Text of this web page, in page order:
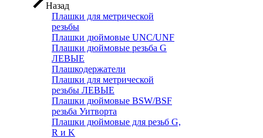
Назад
Плашки для метрической
резьбы
Плашки дюймовые UNC/UNF
Плашки дюймовые резьба G
ЛЕВЫЕ
Плашкодержатели
Плашки для метрической
резьбы ЛЕВЫЕ
Плашки дюймовые BSW/BSF
резьба Уитворта
Плашки дюймовые для резьб G,
R и K